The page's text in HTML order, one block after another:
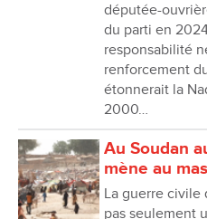
députée-
du parti en
responsabilité
renforcement
étonnerait la
2000…
Au Soudan
mène au
La guerre civile
pas seulement